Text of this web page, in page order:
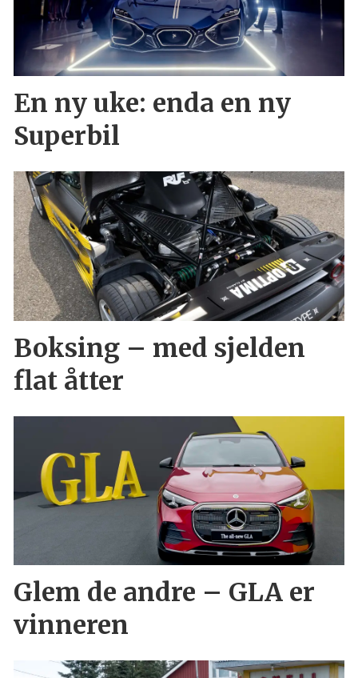
En ny uke: enda en ny
Superbil
Boksing – med sjelden
flat åtter
Glem de andre – GLA er
vinneren